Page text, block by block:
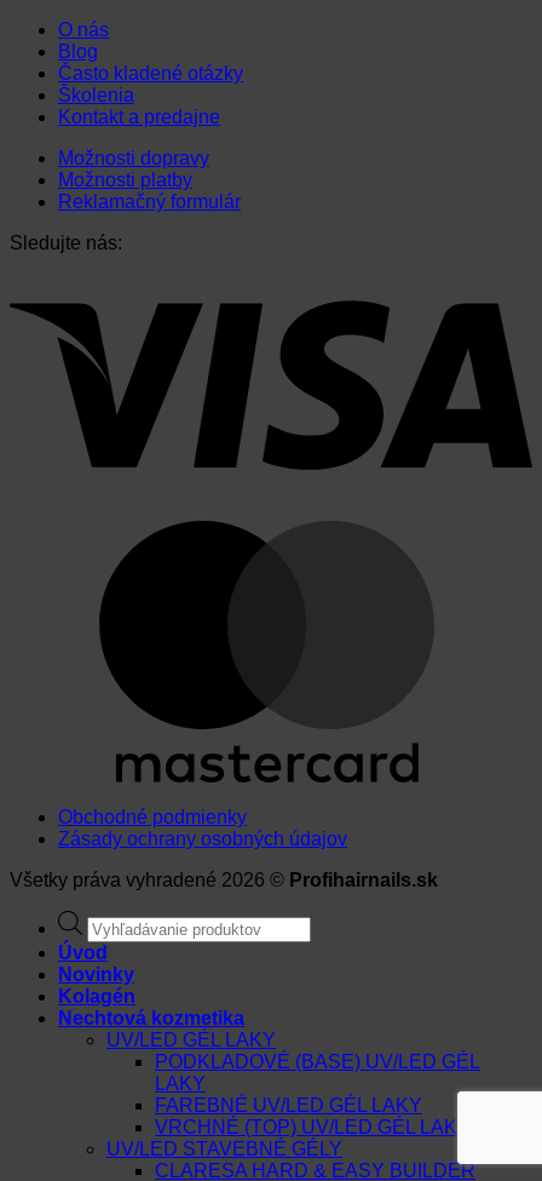
produkt
viacero
variantov.
Možnosti
môžete
vybrať
produktu.
O nás
Blog
Často kladené otázky
Školenia
Kontakt a predajne
Možnosti dopravy
Možnosti platby
Reklamačný formulár
Sledujte nás:
Obchodné podmienky
Zásady ochrany osobných údajov
Všetky práva vyhradené 2026 © Profihairnails.sk
Products
search
Úvod
Novinky
Kolagén
Nechtová kozmetika
UV/LED GÉL LAKY
PODKLADOVÉ (BASE) UV/LED GÉL
LAKY
FAREBNÉ UV/LED GÉL LAKY
VRCHNÉ (TOP) UV/LED GÉL LAKY
UV/LED STAVEBNÉ GÉLY
CLARESA HARD & EASY BUILDER